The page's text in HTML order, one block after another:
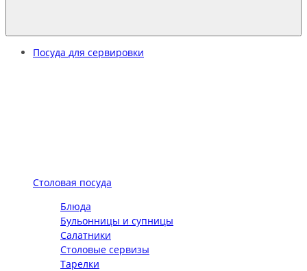
Посуда для сервировки
Столовая посуда
Блюда
Бульонницы и супницы
Салатники
Столовые сервизы
Тарелки